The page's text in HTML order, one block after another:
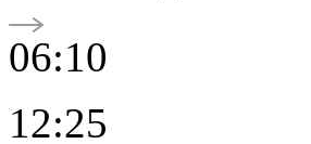
06:10
12:25